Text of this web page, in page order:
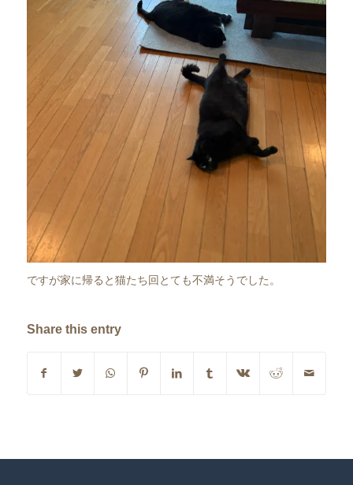
ですが家に帰ると猫たち回とても不満そうでした。
Share this entry